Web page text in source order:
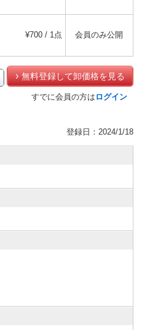
¥700 / 1点 会員のみ公開
無料登録して卸価格を見る
すでに会員の方は ログイン
登録日：2024/1/18